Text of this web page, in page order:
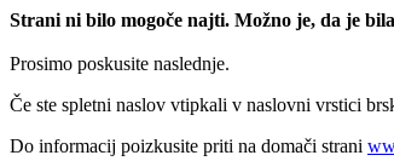
Strani ni bilo mogoče najti. Možno je, da je
Prosimo poskusite naslednje.
Če ste spletni naslov vtipkali v naslovni vrstici
Do informacij poizkusite priti na domači strani